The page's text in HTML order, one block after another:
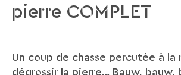
pierre COMPLET
Un coup de chasse percutée à la
dégrossir la pierre… Bauw, bauw,